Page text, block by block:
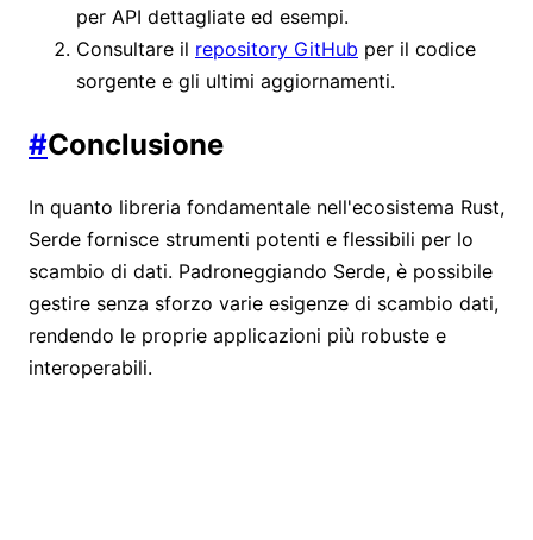
per API dettagliate ed esempi.
Consultare il repository GitHub per il codice
sorgente e gli ultimi aggiornamenti.
#Conclusione
In quanto libreria fondamentale nell'ecosistema Rust,
Serde fornisce strumenti potenti e flessibili per lo
scambio di dati. Padroneggiando Serde, è possibile
gestire senza sforzo varie esigenze di scambio dati,
rendendo le proprie applicazioni più robuste e
interoperabili.